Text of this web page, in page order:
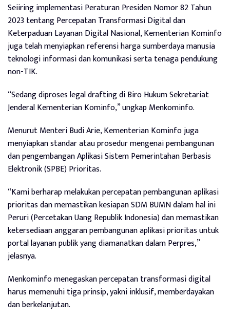
Seiiring implementasi Peraturan Presiden Nomor 82 Tahun
2023 tentang Percepatan Transformasi Digital dan
Keterpaduan Layanan Digital Nasional, Kementerian Kominfo
juga telah menyiapkan referensi harga sumberdaya manusia
teknologi informasi dan komunikasi serta tenaga pendukung
non-TIK.
“Sedang diproses legal drafting di Biro Hukum Sekretariat
Jenderal Kementerian Kominfo,” ungkap Menkominfo.
Menurut Menteri Budi Arie, Kementerian Kominfo juga
menyiapkan standar atau prosedur mengenai pembangunan
dan pengembangan Aplikasi Sistem Pemerintahan Berbasis
Elektronik (SPBE) Prioritas.
“Kami berharap melakukan percepatan pembangunan aplikasi
prioritas dan memastikan kesiapan SDM BUMN dalam hal ini
Peruri (Percetakan Uang Republik Indonesia) dan memastikan
ketersediaan anggaran pembangunan aplikasi prioritas untuk
portal layanan publik yang diamanatkan dalam Perpres,”
jelasnya.
Menkominfo menegaskan percepatan transformasi digital
harus memenuhi tiga prinsip, yakni inklusif, memberdayakan
dan berkelanjutan.